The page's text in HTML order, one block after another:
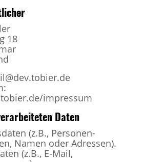
18
impressum
Daten
(z.B., Personen-
Namen oder Adressen).
(z.B., E-Mail,